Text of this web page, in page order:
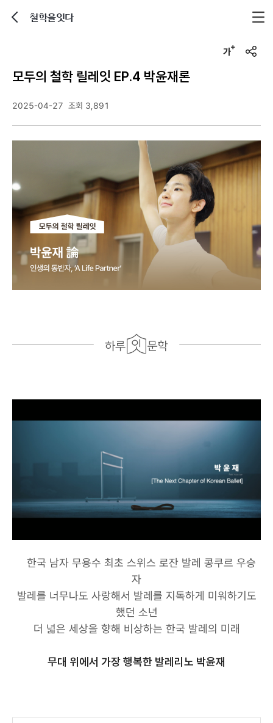
철학을잇다
u
모두의 철학 릴레잇 EP.4 박윤재론
2025-04-27 조회 3,891
한국 남자 무용수 최초 스위스 로잔 발레 콩쿠르 우승
자
발레를 너무나도 사랑해서 발레를 지독하게 미워하기도
했던 소년
더 넓은 세상을 향해 비상하는 한국 발레의 미래
무대 위에서 가장 행복한 발레리노 박윤재